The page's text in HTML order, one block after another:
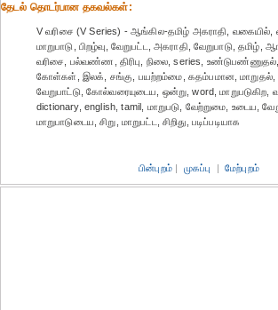
தேட‌ல் தொட‌ர்பான தகவ‌ல்க‌ள்:
V வரிசை (V Series) - ஆங்கில-தமிழ் அகராதி, வகையில்,
மாறுபாடு, பிறழ்வு, வேறுபட்ட, அகராதி, வேறுபாடு, தமிழ்,
வரிசை, பல்வண்ண, திரிபு, நிலை, series,
கோள்கள், இலக், சங்கு, பயற்றம்மை, கதம்பமான, மாறுதல்,
வேறுபாட்டு, கோல்வரையுடைய, ஒன்று, word, மாறுபடுகிற,
dictionary, english, tamil, மாறுபடு, வேற்றுமை, உடைய,
மாறுபாடுடைய, சிறு, மாறுபட்ட, சிறிது, படிப்படியாக
பின்புறம் | முகப்பு | மேற்புறம்